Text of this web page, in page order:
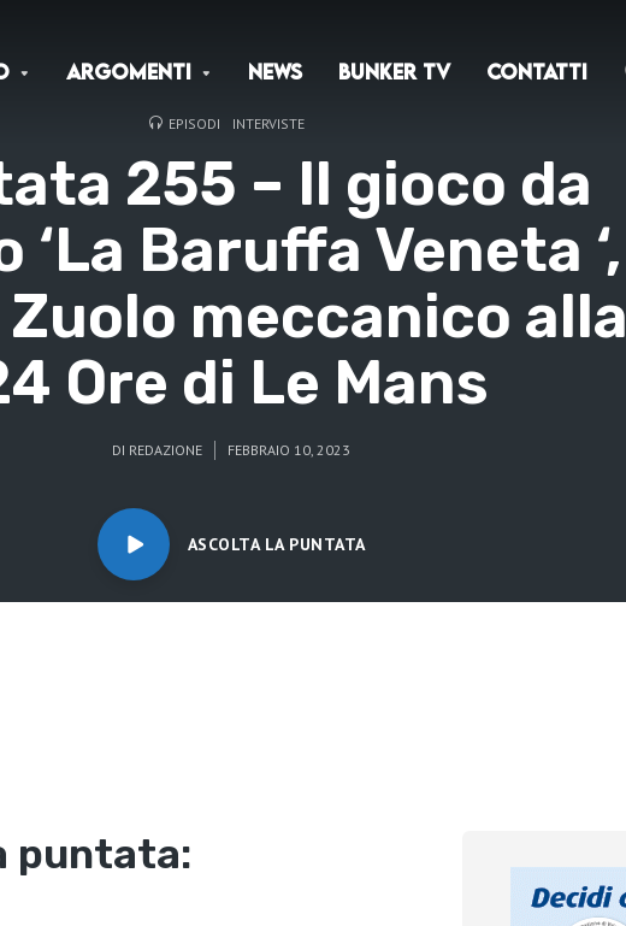
Argomenti News Bunker TV Contatti
EPISODI INTERVISTE
255 – Il gioco da
‘La Baruffa Veneta ‘,
Zuolo meccanico alla
Ore di Le Mans
DI REDAZIONE FEBBRAIO 10, 2023
ASCOLTA LA PUNTATA
puntata: